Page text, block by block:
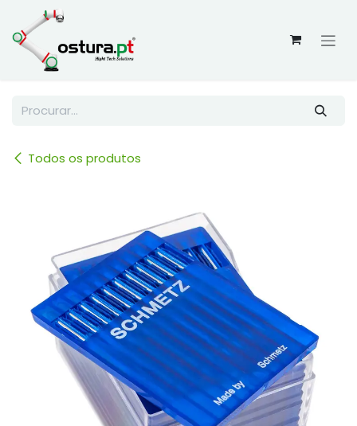
Skip to Content
Todos os produtos